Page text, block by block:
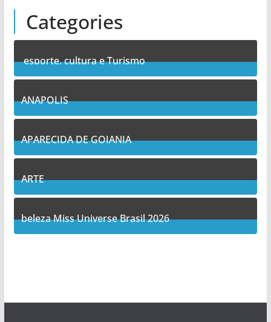
Categories
esporte, cultura e Turismo
7Posts
ANAPOLIS
10Posts
APARECIDA DE GOIANIA
12Posts
ARTE
5Posts
beleza Miss Universe Brasil 2026